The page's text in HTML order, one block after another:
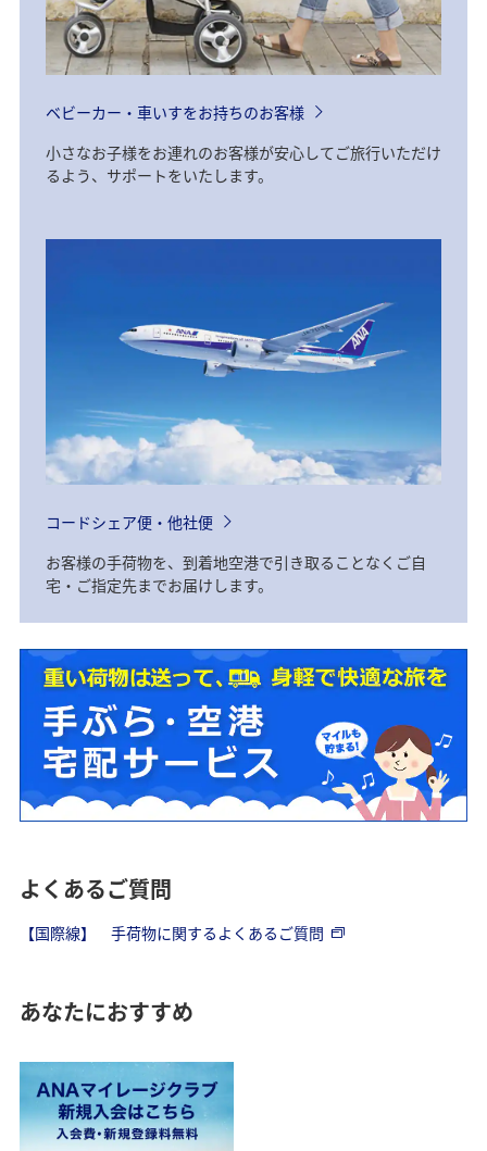
ベビーカー・車いすをお持ちのお客様
小さなお子様をお連れのお客様が安心してご旅行いただけ
るよう、サポートをいたします。
コードシェア便・他社便
お客様の手荷物を、到着地空港で引き取ることなくご自
宅・ご指定先までお届けします。
よくあるご質問
【国際線】 手荷物に関するよくあるご質問
あなたにおすすめ